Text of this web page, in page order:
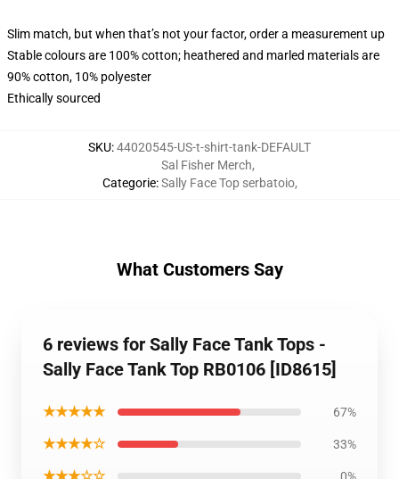
Slim match, but when that’s not your factor, order a measurement up
Stable colours are 100% cotton; heathered and marled materials are
90% cotton, 10% polyester
Ethically sourced
SKU:44020545-US-t-shirt-tank-DEFAULT
Categorie:
Sal Fisher Merch,
Sally Face Top serbatoio,
What Customers Say
6 reviews for Sally Face Tank Tops -
Sally Face Tank Top RB0106 [ID8615]
★★★★★ 67%
★★★★☆ 33%